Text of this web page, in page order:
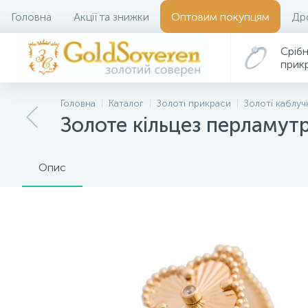
Головна Акції та знижки Оптовим покупцям
Головна Каталог Золоті прикраси Золоті
Золоте кільцез
Опис